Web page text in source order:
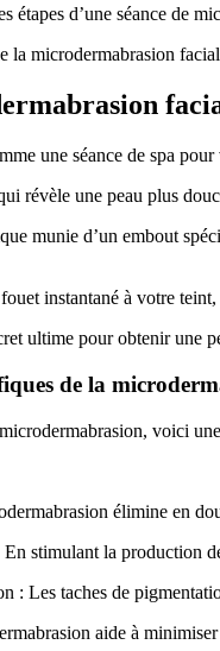
étapes d’une séance de
la microdermabrasion
une séance de spa
révèle une peau plus
munie d’un embout
instantané à votre
ultime pour obtenir une
de la
voici
élimine en
stimulant la production
: Les taches de
aide à